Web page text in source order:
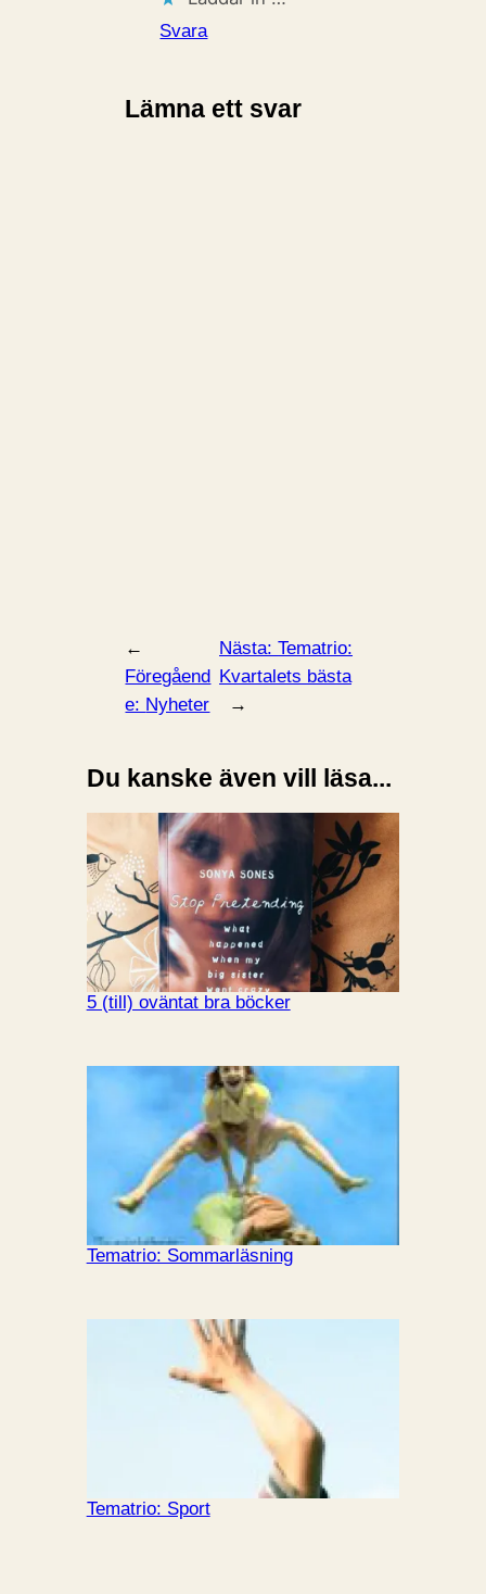
Svara
Lämna ett svar
←
Föregåend
e: Nyheter
Nästa:Tematrio:
Kvartalets bästa
→
Du kanske även vill läsa...
5 (till) oväntat bra böcker
Tematrio: Sommarläsning
Tematrio: Sport